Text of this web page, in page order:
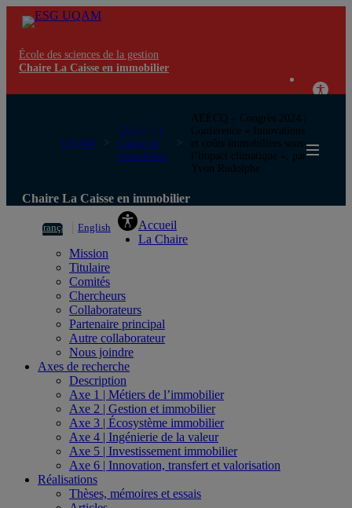
École des sciences de la gestion
Chaire La Caisse en immobilier
UQAM
Chaire La
Caisse en
immobilier
AEÉCQ – Congrès 2024 |
Conférence « Innovations
et coûts immobiliers sous
l’impact climatique », par
Yvon Rudolphe
Chaire La Caisse en immobilier
Français English
Accueil
La Chaire
Mission
Titulaire
Comités
Chercheurs
Collaborateurs
Partenaire principal
Autre collaborateur
Nous joindre
Axes de recherche
Description
Axe 1 | Métiers de l’immobilier
Axe 2 | Gestion et immobilier
Axe 3 | Écosystème immobilier
Axe 4 | Ingénierie de la valeur
Axe 5 | Investissement immobilier
Axe 6 | Innovation, transfert et valorisation
Réalisations
Thèses, mémoires et essais